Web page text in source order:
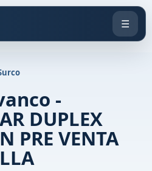
☰
-
DUPLEX
PRE VENTA